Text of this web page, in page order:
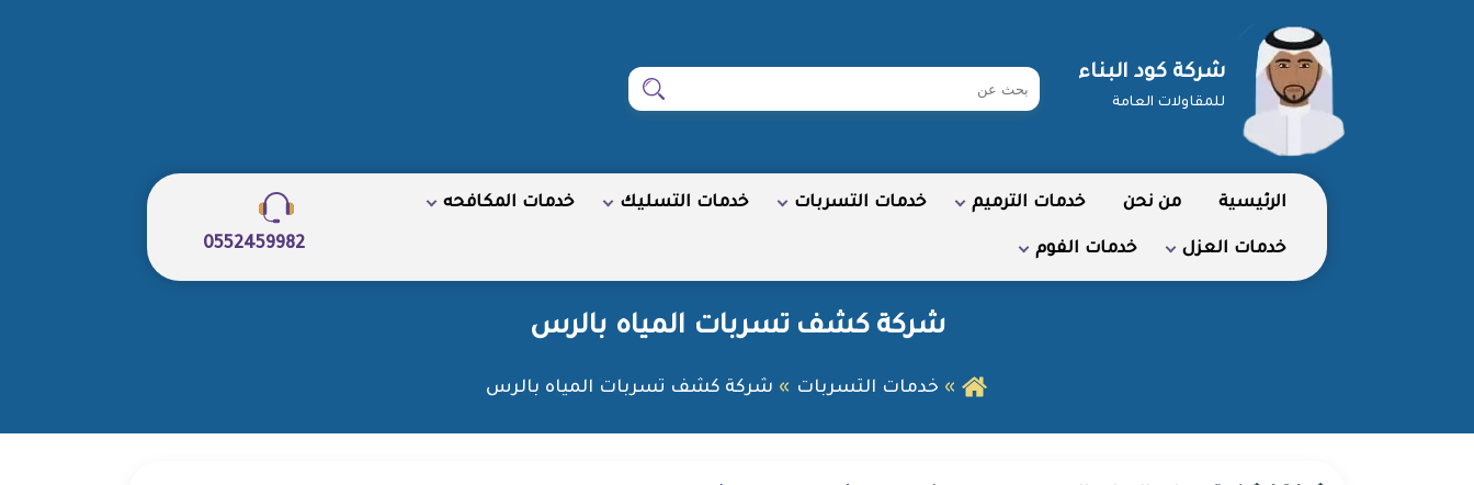
شركة كود البناء
للمقاولات العامة
ابحث
ابحث
الرئيسية من نحن خدمات الترميم خدمات التسربات خدمات التسليك خدمات المكافحه
خدمات العزل خدمات الفوم 0552459982
شركة كشف تسربات المياه بالرس
خدمات التسربات شركة كشف تسربات المياه بالرس